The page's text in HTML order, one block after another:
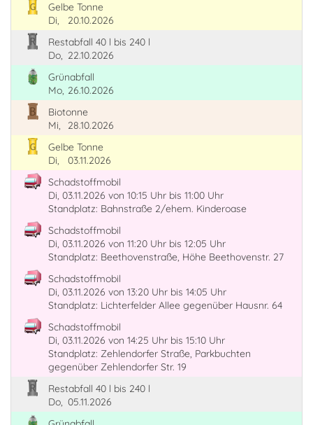
Gelbe Tonne
Di,
20.10.2026
Restabfall 40 l bis 240 l
Do, 22.10.2026
Grünabfall
Mo, 26.10.2026
Biotonne
Mi,
28.10.2026
Gelbe Tonne
Di,
03.11.2026
Schadstoffmobil
Di, 03.11.2026 von 10:15 Uhr bis 11:00 Uhr
Standplatz: Bahnstraße 2/ehem. Kinderoase
Schadstoffmobil
Di, 03.11.2026 von 11:20 Uhr bis 12:05 Uhr
Standplatz: Beethovenstraße, Höhe Beethovenstr. 27
Schadstoffmobil
Di, 03.11.2026 von 13:20 Uhr bis 14:05 Uhr
Standplatz: Lichterfelder Allee gegenüber Hausnr. 64
Schadstoffmobil
Di, 03.11.2026 von 14:25 Uhr bis 15:10 Uhr
Standplatz: Zehlendorfer Straße, Parkbuchten
gegenüber Zehlendorfer Str. 19
Restabfall 40 l bis 240 l
Do, 05.11.2026